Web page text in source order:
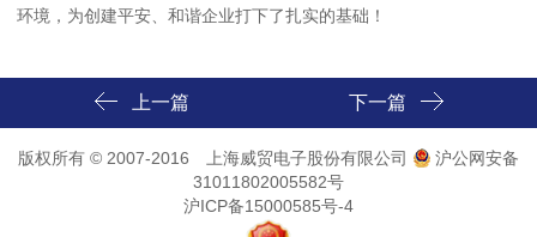
环境，为创建平安、和谐企业打下了扎实的基础！
上一篇 下一篇
版权所有 © 2007-2016 上海威贸电子股份有限公司
沪公网安备
31011802005582号
沪ICP备15000585号-4